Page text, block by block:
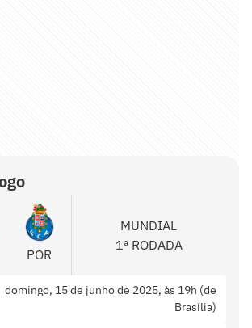
POR
MUNDIAL
1ª RODADA
domingo, 15 de junho de 2025, às 19h (de
Brasília)